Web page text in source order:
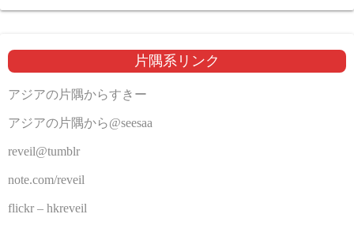
片隅系リンク
アジアの片隅からすきー
アジアの片隅から@seesaa
reveil@tumblr
note.com/reveil
flickr – hkreveil